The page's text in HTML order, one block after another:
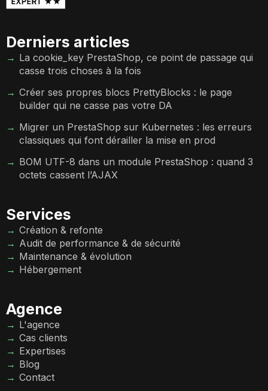
Derniers articles
La cookie_key PrestaShop, ce point de passage qui
casse trois choses à la fois
Créer ses propres blocs PrettyBlocks : le page
builder qui ne casse pas votre DA
Migrer un PrestaShop sur Kubernetes : les erreurs
classiques qui font dérailler la mise en prod
BOM UTF-8 dans un module PrestaShop : quand 3
octets cassent l’AJAX
Services
Création & refonte
Audit de performance & de sécurité
Maintenance & évolution
Hébergement
Agence
L'agence
Cas clients
Expertises
Blog
Contact